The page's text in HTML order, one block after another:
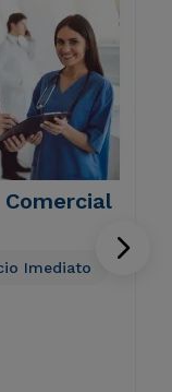
Comercial
Imediato